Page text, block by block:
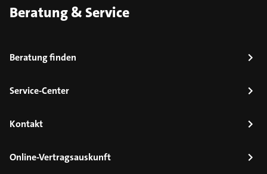
Beratung & Service
Beratung finden
Service-Center
Kontakt
Online-Vertragsauskunft